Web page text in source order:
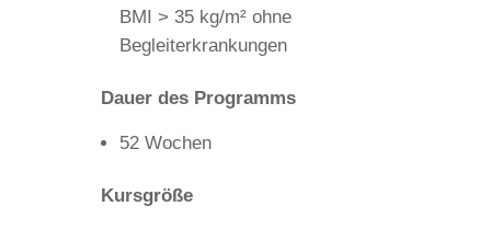
BMI > 35 kg/m² ohne
Begleiterkrankungen
Dau­er des Programms
52 Wochen
Kurs­grö­ße